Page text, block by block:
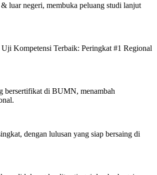
luar negeri, membuka peluang studi lanjut
Uji Kompetensi Terbaik: Peringkat #1 Regional
bersertifikat di BUMN, menambah
dengan lulusan yang siap bersaing di